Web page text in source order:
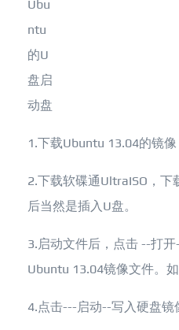
Ubu
ntu
的U
盘启
动盘
1.下载Ubuntu 13.04的镜像
2.下载软碟通UltraISO，
后当然是插入U盘。
3.启动文件后，点击 --打
Ubuntu 13.04镜像文件。
4.点击---启动--写入硬盘镜